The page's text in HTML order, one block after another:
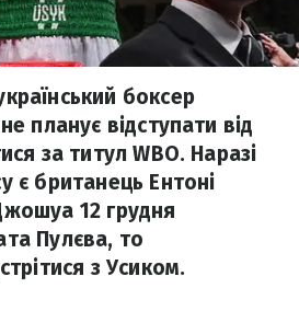
боксер
планує відступати від
за титул WBO. Наразі
є британець Ентоні
12 грудня
Пулєва, то
з Усиком.